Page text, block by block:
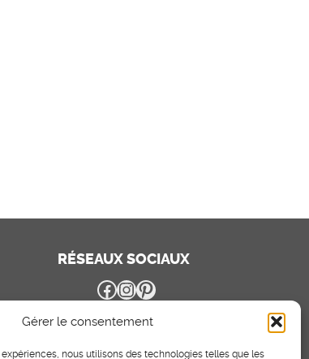
Gérer le consentement
nous utilisons des technologies telles que les
RÉSEAUX SOCIAUX
Facebook
Instagram
Pinterest